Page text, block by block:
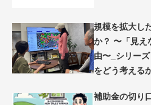
規模を拡大し
か？ 〜「見え
由〜_シリー
をどう考える
補助金の切り